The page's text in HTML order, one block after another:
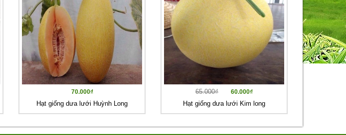
70.000₫
Hạt giống dưa lưới Huỳnh Long
65.000₫ 60.000₫
Hạt giống dưa lưới Kim long